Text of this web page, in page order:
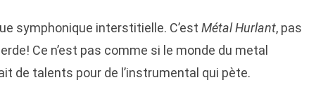
symphonique interstitielle. C’est Métal Hurlant, pas
Ce n’est pas comme si le monde du metal
de talents pour de l’instrumental qui pète.